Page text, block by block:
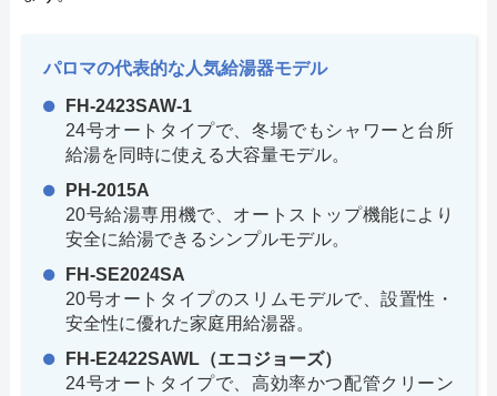
パロマの代表的な人気給湯器モデル
FH-2423SAW-1
24号オートタイプで、冬場でもシャワーと台所
給湯を同時に使える大容量モデル。
PH-2015A
20号給湯専用機で、オートストップ機能により
安全に給湯できるシンプルモデル。
FH-SE2024SA
20号オートタイプのスリムモデルで、設置性・
安全性に優れた家庭用給湯器。
FH-E2422SAWL（エコジョーズ）
24号オートタイプで、高効率かつ配管クリーン